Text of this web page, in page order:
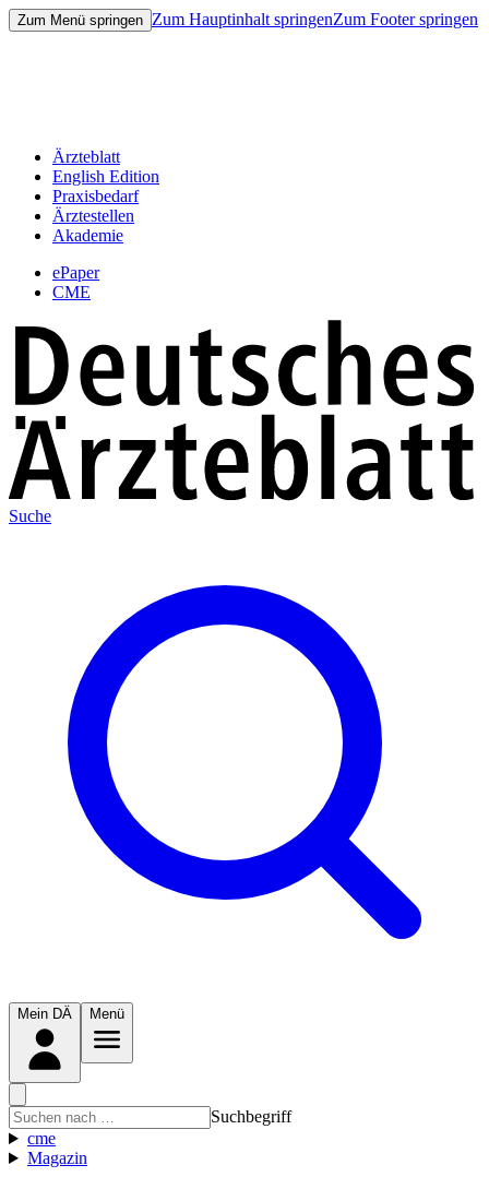
Zum Menü springen Zum Hauptinhalt springenZum Footer springen
Ärzteblatt
English Edition
Praxisbedarf
Ärztestellen
Akademie
ePaper
CME
Suche
Mein DÄ Menü
Suchbegriff
cme
Magazin